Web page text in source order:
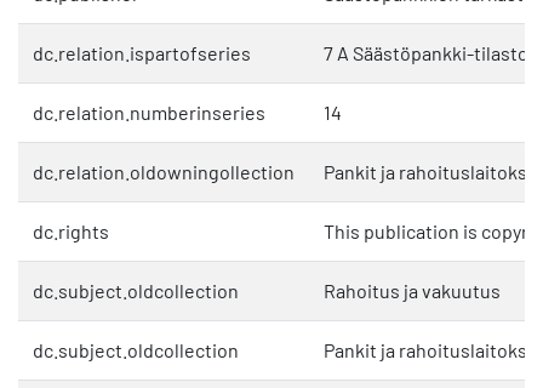
dc.relation.ispartofseries 7 A Säästöpankki-tilasto
dc.relation.numberinseries 14
dc.relation.oldowningollection Pankit ja
dc.rights This publication is
dc.subject.oldcollection Rahoitus ja vakuutus
dc.subject.oldcollection Pankit ja